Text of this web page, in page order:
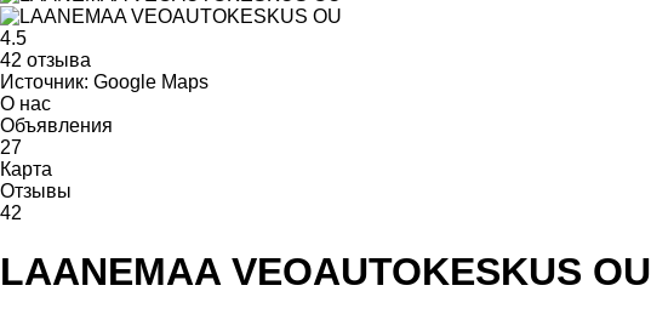
4.5
42 отзыва
Источник: Google Maps
О нас
Объявления
27
Карта
Отзывы
42
LAANEMAA VEOAUTOKESKUS OU